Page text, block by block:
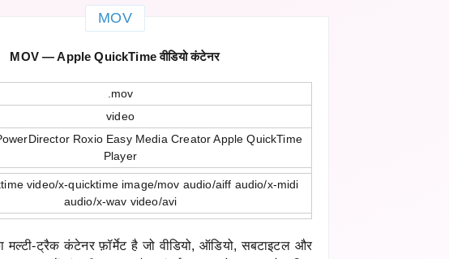
MOV
MOV — Apple QuickTime वीडियो कंटेनर
.mov
video
Roxio Easy Media Creator Apple QuickTime
Player
video/x-quicktime image/mov audio/aiff audio/x-midi
audio/x-wav video/avi
ट्रैक कंटेनर फ़ॉर्मेट है जो वीडियो, ऑडियो, सबटाइटल और